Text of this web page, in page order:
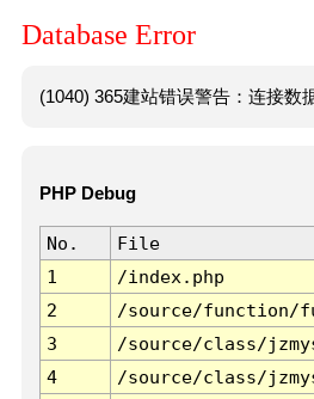
Database Error
(1040) 365建站错误警告：连接数
PHP Debug
No. File
1
/index.php
2
/source/function/
3
/source/class/
4
/source/class/